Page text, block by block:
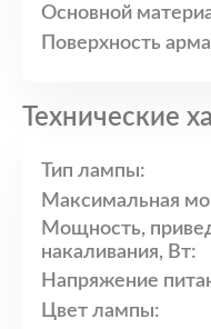
Основной
Поверхность
Технические
Тип лампы:
Максимальная
Мощность,
накаливания, Вт:
Напряжение
Цвет лампы: